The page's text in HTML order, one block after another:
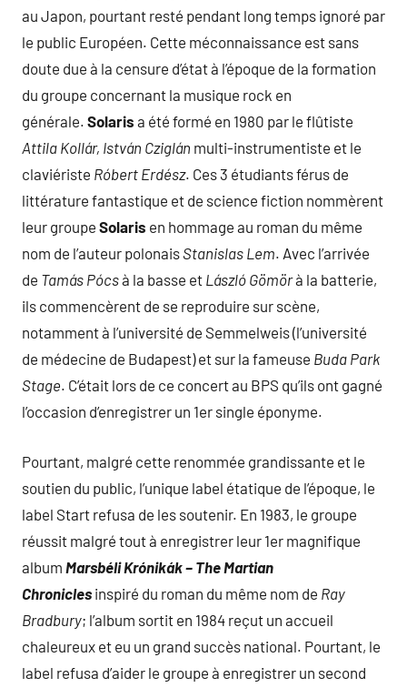
au Japon, pourtant resté pendant long temps ignoré par
le public Européen. Cette méconnaissance est sans
doute due à la censure d’état à l’époque de la formation
du groupe concernant la musique rock en
générale. Solaris a été formé en 1980 par le flûtiste
Attila Kollár, István Cziglán multi-instrumentiste et le
claviériste Róbert Erdész. Ces 3 étudiants férus de
littérature fantastique et de science fiction nommèrent
leur groupe Solaris en hommage au roman du même
nom de l’auteur polonais Stanislas Lem. Avec l’arrivée
de Tamás Pócsà la basse et László Gömörà la batterie,
ils commencèrent de se reproduire sur scène,
notamment à l’université de Semmelweis (l’université
de médecine de Budapest) et sur la fameuse Buda Park
Stage. C’était lors de ce concert au BPS qu’ils ont gagné
l’occasion d’enregistrer un 1er single éponyme.
Pourtant, malgré cette renommée grandissante et le
soutien du public, l’unique label étatique de l’époque, le
label Start refusa de les soutenir. En 1983, le groupe
réussit malgré tout à enregistrer leur 1er magnifique
album Marsbéli Krónikák – The Martian
Chronicles inspiré du roman du même nom de Ray
Bradbury; l’album sortit en 1984 reçut un accueil
chaleureux et eu un grand succès national. Pourtant, le
label refusa d’aider le groupe à enregistrer un second